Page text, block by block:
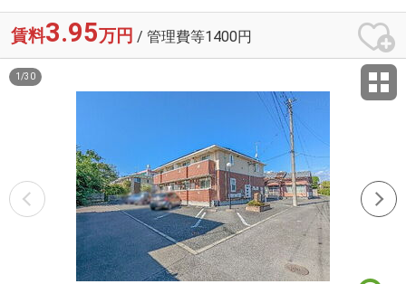
賃料3.95万円 / 管理費等1400円
1 /30